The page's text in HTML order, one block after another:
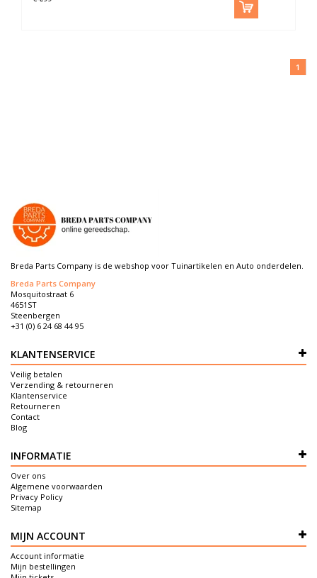
1
Breda Parts Company is de webshop voor Tuinartikelen en Auto onderdelen.
Breda Parts Company
Mosquitostraat 6
4651ST
Steenbergen
+31 (0) 6 24 68 44 95
KLANTENSERVICE
Veilig betalen
Verzending & retourneren
Klantenservice
Retourneren
Contact
Blog
INFORMATIE
Over ons
Algemene voorwaarden
Privacy Policy
Sitemap
MIJN ACCOUNT
Account informatie
Mijn bestellingen